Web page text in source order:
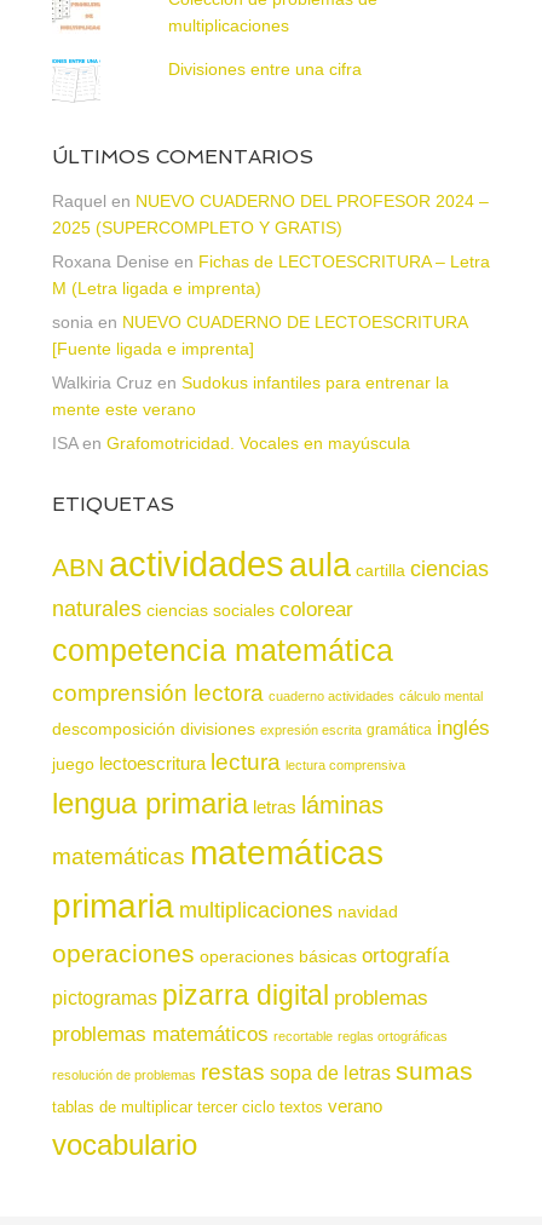
multiplicaciones
Divisiones entre una cifra
ÚLTIMOS COMENTARIOS
Raquel en NUEVO CUADERNO DEL PROFESOR 2024 –
2025 (SUPERCOMPLETO Y GRATIS)
Roxana Denise en Fichas de LECTOESCRITURA – Letra
M (Letra ligada e imprenta)
sonia en NUEVO CUADERNO DE LECTOESCRITURA
[Fuente ligada e imprenta]
Walkiria Cruz en Sudokus infantiles para entrenar la
mente este verano
ISAen Grafomotricidad. Vocales en mayúscula
ETIQUETAS
ABN actividadesaula cartilla ciencias
naturales ciencias sociales colorear
competencia matemática
comprensión lectora cuaderno actividades cálculo mental
descomposición divisiones expresión escrita gramática inglés
juego lectoescritura lectura lectura comprensiva
lengua primaria letras láminas
matemáticas matemáticas
primaria multiplicaciones navidad
operaciones operaciones básicas ortografía
pictogramas pizarra digital problemas
problemas matemáticos recortable reglas ortográficas
resolución de problemas restas sopa de letras sumas
tablas de multiplicar tercer ciclo textos verano
vocabulario